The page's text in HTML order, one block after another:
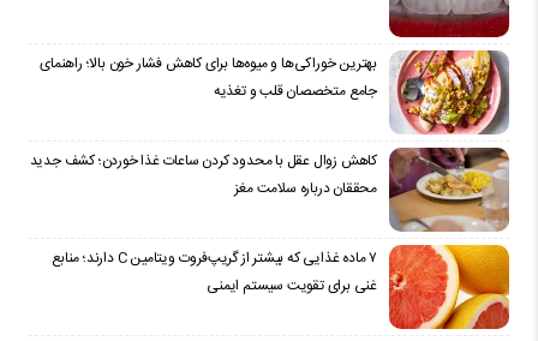
بهترین خوراکی‌ها و میوه‌ها برای کاهش فشار خون بالا؛ راهنمای
جامع متخصصان قلب و تغذیه
کاهش زوال عقل با محدود کردن ساعات غذا خوردن؛ کشف جدید
محققان درباره سلامت مغز
۷ ماده غذایی که بیشتر از گریپ‌فروت ویتامین C دارند؛ منابع
غنی برای تقویت سیستم ایمنی